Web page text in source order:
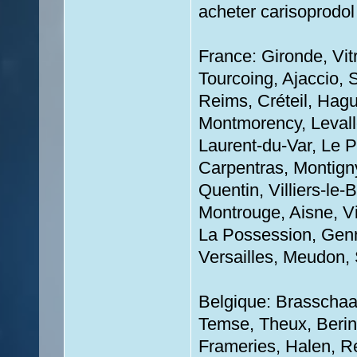
acheter
France: Gironde,
Tourcoing, Ajaccio,
Reims, Créteil,
Montmorency,
Laurent-du-Var, Le
Carpentras,
Quentin, Villiers-le-
Montrouge, Aisne,
La Possession,
Versailles, Meudon,
Belgique:
Temse, Theux,
Frameries, Halen,